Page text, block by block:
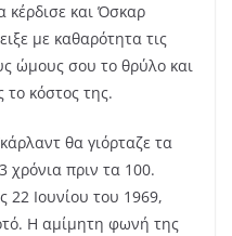
κέρδισε και Όσκαρ
με καθαρότητα τις
ώμους σου το θρύλο και
κόστος της.
θα γιόρταζε τα
χρόνια πριν τα 100.
Ιουνίου του 1969,
Η αμίμητη φωνή της